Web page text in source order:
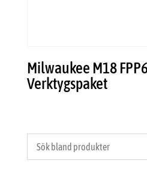
Milwaukee M18
Verktygspaket